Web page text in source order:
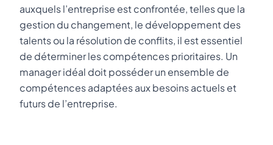
auxquels l’entreprise est confrontée, telles que la
gestion du changement, le développement des
talents ou la résolution de conflits, il est essentiel
de déterminer les compétences prioritaires. Un
manager idéal doit posséder un ensemble de
compétences adaptées aux besoins actuels et
futurs de l’entreprise.